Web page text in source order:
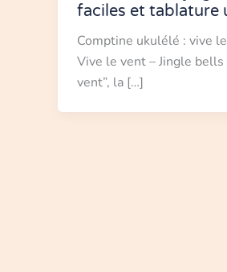
faciles et tablature
Comptine ukulélé : vive
Vive le vent – Jingle
vent”, la […]